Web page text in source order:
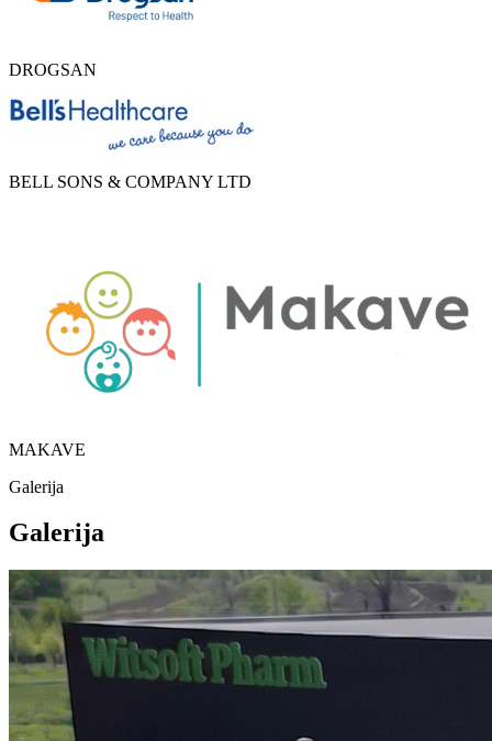
DROGSAN
BELL SONS & COMPANY LTD
MAKAVE
Galerija
Galerija